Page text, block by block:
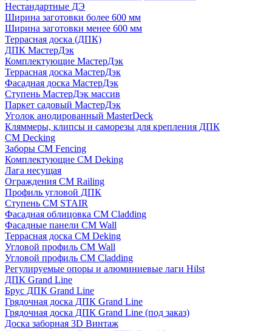
Нестандартные ДЭ
Ширина заготовки более 600 мм
Ширина заготовки менее 600 мм
Террасная доска (ДПК)
ДПК МастерДэк
Комплектующие МастерДэк
Террасная доска МастерДэк
Фасадная доска МастерДэк
Ступень МастерДэк массив
Паркет садовый МастерДэк
Уголок анодированный MasterDeck
Кляммеры, клипсы и саморезы для крепления ДПК
CM Decking
Заборы CM Fencing
Комплектующие CM Deking
Лага несущая
Ограждения CM Railing
Профиль угловой ДПК
Ступень CM STAIR
Фасадная облицовка CM Cladding
Фасадные панели CM Wall
Террасная доска CM Deking
Угловой профиль CM Wall
Угловой профиль CM Cladding
Регулируемые опоры и алюминиевые лаги Hilst
ДПК Grand Line
Брус ДПК Grand Line
Грядочная доска ДПК Grand Line
Грядочная доска ДПК Grand Line (под заказ)
Доска заборная 3D Винтаж